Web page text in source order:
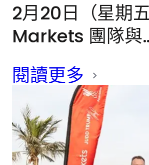
2月20日（星期
Markets 團隊與
Limassol Reds
William’s Dog
共同參與了一項
參與與動物福利
會責任活動。除
閱讀更多